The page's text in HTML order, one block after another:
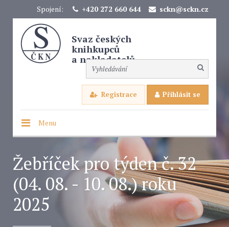
Spojení: +420 272 660 644 sckn@sckn.cz
Svaz českých
knihkupců
a nakladatelů
Registrace Přihlásit se
Menu
Žebříček pro týden č. 32
(04. 08. - 10. 08.) roku
2025